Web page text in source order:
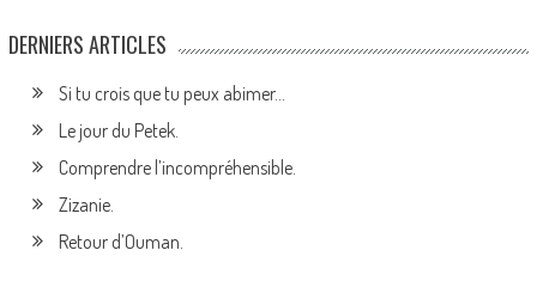
DERNIERS ARTICLES
Si tu crois que tu peux abimer…
Le jour du Petek.
Comprendre l’incompréhensible.
Zizanie.
Retour d’Ouman.